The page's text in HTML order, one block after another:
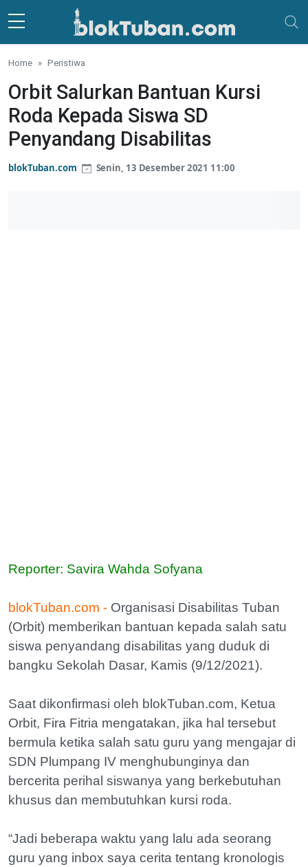
Skip to main content
Home Peristiwa
Orbit Salurkan Bantuan Kursi
Roda Kepada Siswa SD
Penyandang Disabilitas
blokTuban.com Senin, 13 Desember 2021 11:00
Reporter: Savira Wahda Sofyana
blokTuban.com - Organisasi Disabilitas Tuban
(Orbit) memberikan bantuan kepada salah satu
siswa penyandang disabilitas yang duduk di
bangku Sekolah Dasar, Kamis (9/12/2021).
Saat dikonfirmasi oleh blokTuban.com, Ketua
Orbit, Fira Fitria mengatakan, jika hal tersebut
bermula ketika salah satu guru yang mengajar di
SDN Plumpang IV menghubunginya dan
bercerita perihal siswanya yang berkebutuhan
khusus dan membutuhkan kursi roda.
“Jadi beberapa waktu yang lalu ada seorang
guru yang inbox saya cerita tentang kronologis